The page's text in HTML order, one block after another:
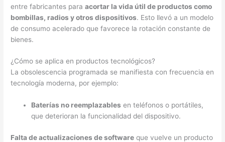
entre fabricantes paraacortar la vida útil de productos como
bombillas, radios y otros dispositivos. Esto llevó a un modelo
de consumo acelerado que favorece la rotación constante de
bienes.
¿Cómo se aplica en productos tecnológicos?
La obsolescencia programada se manifiesta con frecuencia en
tecnología moderna, por ejemplo:
Baterías no reemplazables en teléfonos o portátiles,
que deterioran la funcionalidad del dispositivo.
Falta de actualizaciones de software que vuelve un producto